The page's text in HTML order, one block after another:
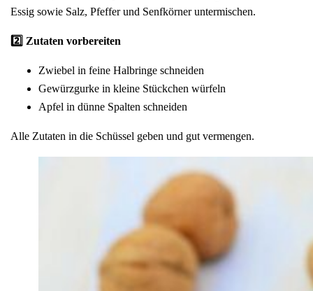
Essig sowie Salz, Pfeffer und Senfkörner untermischen.
2️⃣ Zutaten vorbereiten
Zwiebel in feine Halbringe schneiden
Gewürzgurke in kleine Stückchen würfeln
Apfel in dünne Spalten schneiden
Alle Zutaten in die Schüssel geben und gut vermengen.